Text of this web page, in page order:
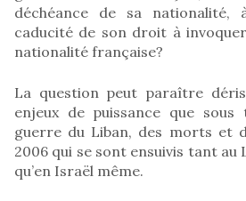
déchéance de sa
caducité de son droit à
nationalité française?
La question peut paraître
enjeux de puissance que
guerre du Liban, des morts et
2006 qui se sont ensuivis tant au
qu’en Israël même.